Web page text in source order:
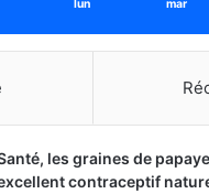
lun mar
les graines de
contraceptif